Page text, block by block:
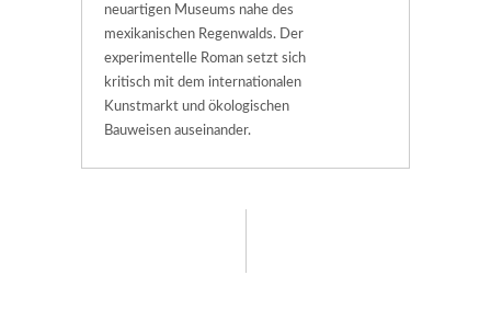
neuartigen Museums nahe des
mexikanischen Regenwalds. Der
experimentelle Roman setzt sich
kritisch mit dem internationalen
Kunstmarkt und ökologischen
Bauweisen auseinander.